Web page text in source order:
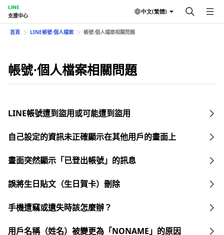
LINE
支援中心
中文(繁體)
首頁 LINE帳號⋅個人檔案 帳號⋅個人檔案相關問題
帳號⋅個人檔案相關問題
LINE帳號遭到盜用或可能遭到盜用
自己設定的資訊未正確顯示在其他用戶的畫面上
畫面突然顯示「已登出帳號」的訊息
誤將生日貼文（生日賀卡）刪除
手機遭竊或遺失時該怎麼辦？
用戶名稱（姓名）被變更為「NONAME」的原因